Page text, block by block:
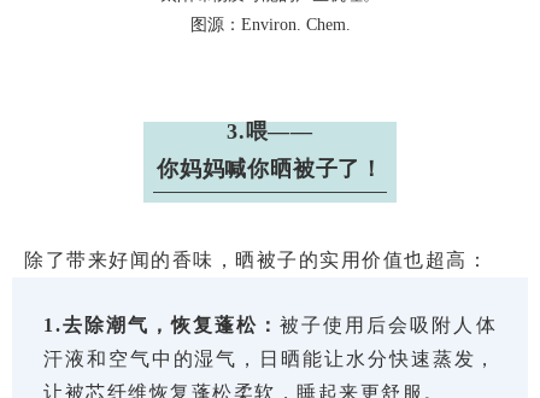
图源：Environ. Chem.
3.喂——
你妈妈喊你晒被子了！
除了带来好闻的香味，晒被子的实用价值也超高：
1.去除潮气，恢复蓬松：被子使用后会吸附人体
汗液和空气中的湿气，日晒能让水分快速蒸发，
让被芯纤维恢复蓬松柔软，睡起来更舒服。